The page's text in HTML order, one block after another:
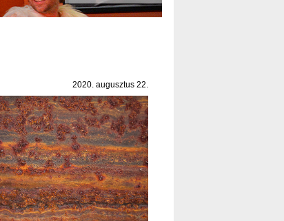
2020. augusztus 22.